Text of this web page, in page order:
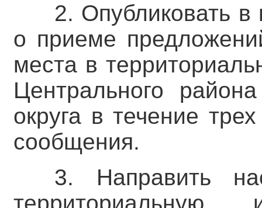
2. Опубликовать в
о приеме
места в
Центрального
округа в течение
сообщения.
3. Направить